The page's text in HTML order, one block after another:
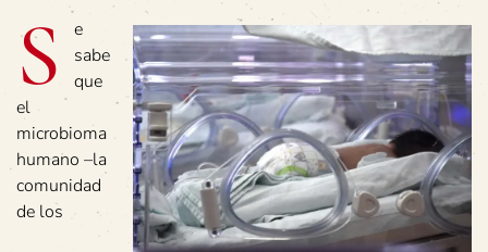
S
e
sabe
que
el
microbioma
humano –la
comunidad
de los